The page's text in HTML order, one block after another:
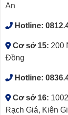
An
Hotline:
Cơ sở 15: 200
Đồng
Hotline:
Cơ sở 16:
Rạch Giá, Kiên